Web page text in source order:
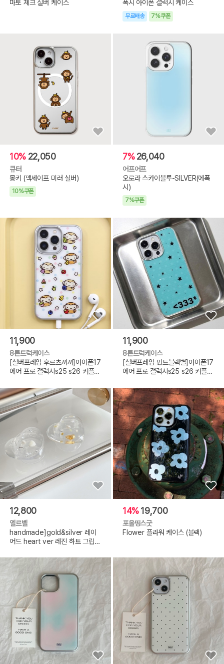
마토 체크 실버 케이스 폭시 아이폰 갤럭시 케이스
무료배송 7%쿠폰
10% 22,050
큐터
몽키 (맥세이프 미러 실버)
10%쿠폰
7% 26,040
어프어프
오로라 스카이블루-SILVER(에폭
시)
7%쿠폰
11,900
8톤트럭케이스
[실버프레임 후르츠끼끼]아이폰17
에어 프로 갤럭시s25 s26 커플
11,900
8톤트럭케이스
[실버프레임 민트블랙별]아이폰17
에어 프로 갤럭시s25 s26 커플
12,800
엘르벨
handmade]gold&silver 레이
어드 heart ver 레진 하트 그립
14%19,700
포올띵스굿
Flower 플라워 케이스 (블랙)